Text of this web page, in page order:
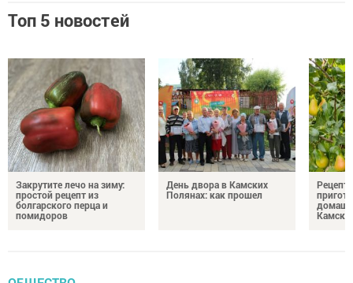
Топ 5 новостей
Закрутите лечо на зиму:
простой рецепт из
болгарского перца и
помидоров
День двора в Камских
Полянах: как прошел